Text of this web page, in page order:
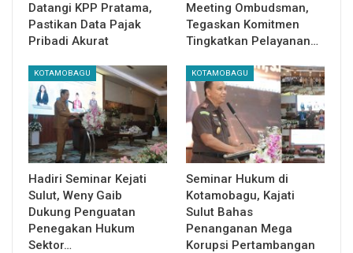
Datangi KPP Pratama,
Pastikan Data Pajak
Pribadi Akurat
Meeting Ombudsman,
Tegaskan Komitmen
Tingkatkan Pelayanan…
KOTAMOBAGU
Hadiri Seminar Kejati
Sulut, Weny Gaib
Dukung Penguatan
Penegakan Hukum
Sektor…
KOTAMOBAGU
Seminar Hukum di
Kotamobagu, Kajati
Sulut Bahas
Penanganan Mega
Korupsi Pertambangan